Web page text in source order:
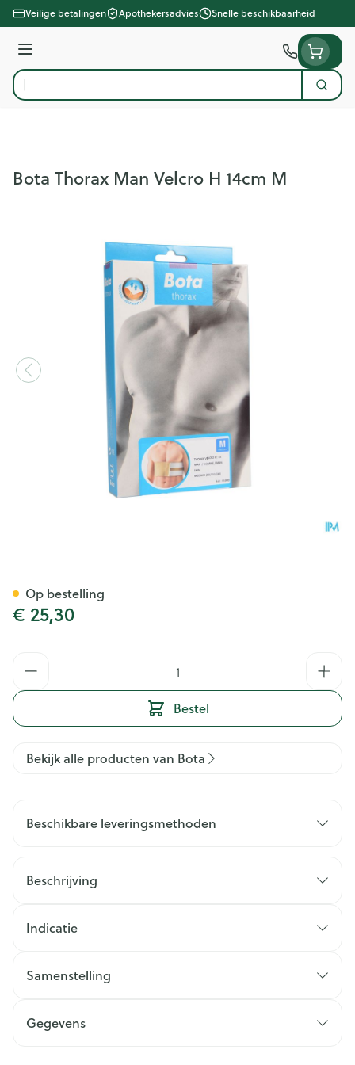
Ga naar de inhoud
Veilige betalingen Apothekersadvies Snelle beschikbaarheid
Menu
Product, merk, categorie...
Zoek
Bota Thorax Man Velcro H 14cm M
€ 25,30
Bestel
Op bestelling
Bekijk alle producten van Bota
Beschikbare leveringsmethoden
Beschrijving
Indicatie
Samenstelling
Gegevens